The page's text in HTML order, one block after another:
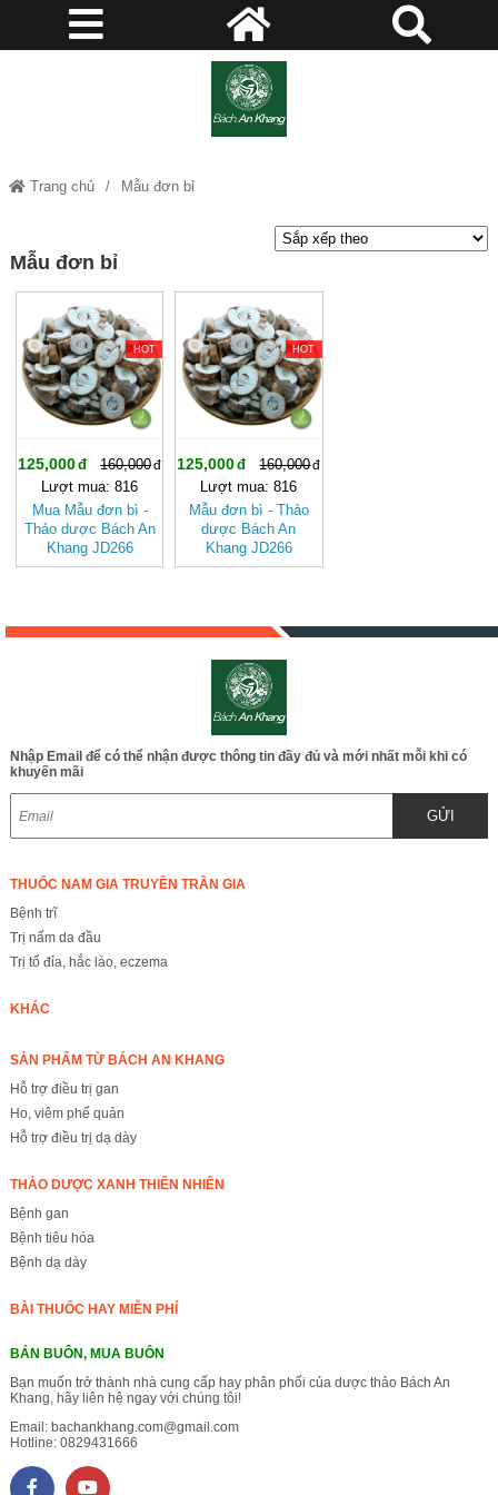
Trang chủ Mẫu đơn bỉ
Mẫu đơn bỉ
-21%
HOT
125,000
160,000
Lượt mua: 816
Mua Mẫu đơn bì -
Thảo dược Bách An
Khang JD266
maudonbiv2
-21%
HOT
125,000
160,000
Lượt mua: 816
Mẫu đơn bì - Thảo
dược Bách An
Khang JD266
maudonbi
Nhập Email để có thể nhận được thông tin đầy đủ và mới nhất mỗi khi có
khuyến mãi
GỬI
THUỐC NAM GIA TRUYỀN TRẦN GIA
Bệnh trĩ
Trị nấm da đầu
Trị tổ đỉa, hắc lào, eczema
KHÁC
SẢN PHẨM TỪ BÁCH AN KHANG
Hỗ trợ điều trị gan
Ho, viêm phế quản
Hỗ trợ điều trị dạ dày
THẢO DƯỢC XANH THIÊN NHIÊN
Bệnh gan
Bệnh tiêu hóa
Bệnh dạ dày
BÀI THUỐC HAY MIỄN PHÍ
BÁN BUÔN, MUA BUÔN
Bạn muốn trở thành nhà cung cấp hay phân phối của dược thảo Bách An
Khang, hãy liên hệ ngay với chúng tôi!
Email: bachankhang.com@gmail.com
Hotline: 0829431666